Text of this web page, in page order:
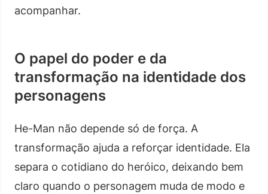
acompanhar.
O papel do poder e da
transformação na identidade dos
personagens
He-Man não depende só de força. A
transformação ajuda a reforçar identidade. Ela
separa o cotidiano do heróico, deixando bem
claro quando o personagem muda de modo e